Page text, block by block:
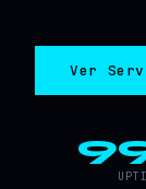
Ver